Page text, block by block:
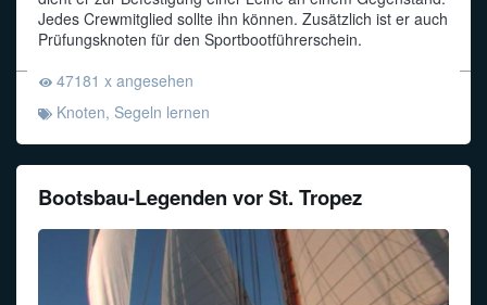
Jedes Crewmitglied sollte ihn können. Zusätzlich ist er auch
Prüfungsknoten für den Sportbootführerschein.
47181 x angesehen
Knoten, Segeln lernen
Bootsbau-Legenden vor St. Tropez
Funkalphabet